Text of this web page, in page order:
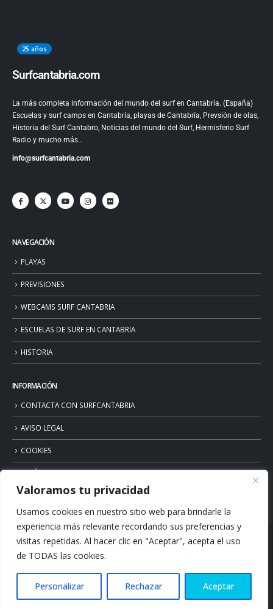
Valoramos tu privacidad
Usamos cookies en nuestro sitio web para brindarle la
experiencia más relevante recordando sus preferencias y
visitas repetidas. Al hacer clic en "Aceptar", acepta el uso
de TODAS las cookies.
Personalizar Rechazar Aceptar
25 años
Surfcantabria.com
La más completa información del mundo del surf en Cantabria. (España)
Escuelas y surf camps en Cantabría, playas de Cantabría, Prevsión de olas,
Historia del Surf Cantabro, Noticias del mundo del Surf, Hermisferio Surf
Radio y mucho más…
info@surfcantabria.com
NAVEGACIÓN
PLAYAS
PREVISIONES
WEBCAMS SURF CANTABRIA
ESCUELAS DE SURF EN CANTABRIA
HISTORIA
INFORMACIÓN
CONTACTA CON SURFCANTABRIA
AVISO LEGAL
COOKIES
POLÍTICA DE PRIVACIDAD
© Copyright 2026. Surfcantabria.com. All Rights Reserved.